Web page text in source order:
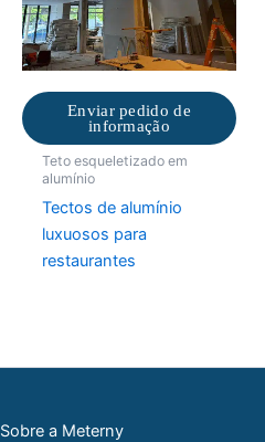
Enviar pedido de
informação
Teto esqueletizado em
alumínio
Tectos de alumínio
luxuosos para
restaurantes
Sobre a Meterny